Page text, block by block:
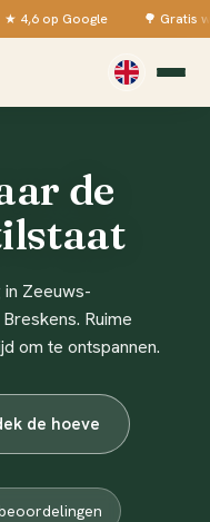
🌳 Gratis wifi op de hele
de
in Zeeuws-
Ruime
om te ontspannen.
de hoeve